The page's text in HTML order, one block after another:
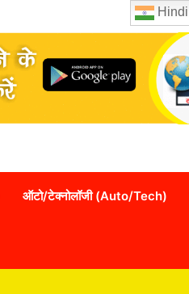
ऑटो/टेक्नोलॉजी (Auto/Tech)
Hindi